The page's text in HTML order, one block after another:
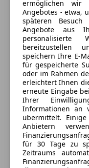
W-Lan / Wifi
Sicherheit
ABS
Abstandswarner
Alarmanlage
ESP
Fahrerairbag
Fernlichtassistent
Isofix
Kopfairbag
Kurvenlicht
LED-Scheinwerfer
266 Aktiver Lenk-
272
501 360°-Kamera
628 Adaptiver
MOTOR GETRIEBE
215 Fahrwerk
AUDIO &
889 KEYLESS-
535 MBUX
810 Burmester
899
537 Digitales Radio
Verkäufer
Hermann
Sternebewertung 5
5Sterne
(97%
Anbieter auf AutoScout24
Verkauf
Geschlossen
Öffnet um 8:00
ermöglichen wir
Angebotes - etwa,
späteren Besuch
Angebote aus
personalisierte
bereitzustellen
speichern Ihre E-
für gespeicherte
oder im Rahmen
erleichtert Ihnen
erneute Eingabe
Ihrer
Informationen an
übermittelt. Einige
Anbietern
für 30 Tage zu
Zeitraums